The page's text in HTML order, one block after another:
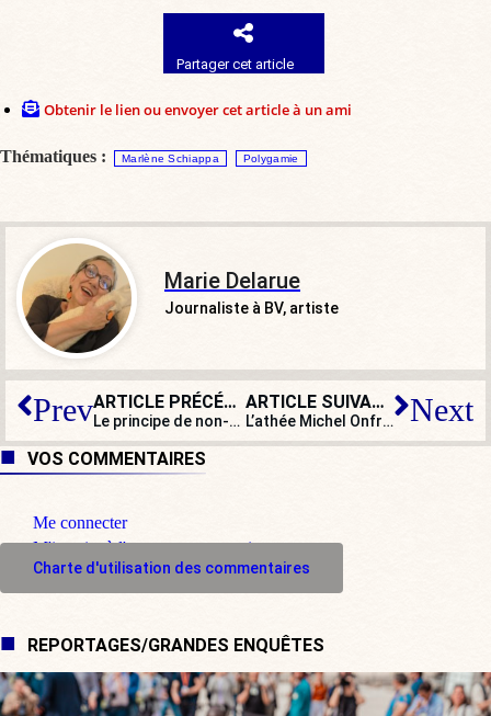
Partager cet article
Obtenir le lien ou envoyer cet article à un ami
Thématiques : Marlène Schiappa Polygamie
Marie Delarue
Journaliste à BV, artiste
Prev ARTICLE PRÉCÉDENT
Le principe de non-discrimination a encore frappé !
ARTICLE SUIVANT
L’athée Michel Onfray sentinelle de la chrétienté : sauver l’Arménie du génocide, sauver l’Europe du djihad Next
VOS COMMENTAIRES
Me connecter
M'inscrire à l'espace commentaire
Charte d'utilisation des commentaires
REPORTAGES/GRANDES ENQUÊTES